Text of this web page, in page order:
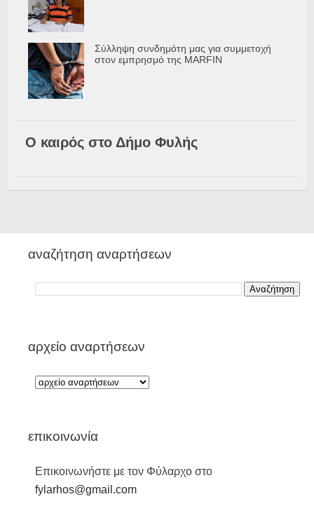
Σύλληψη συνδημότη μας για συμμετοχή
στον εμπρησμό της MARFIN
Ο καιρός στο Δήμο Φυλής
αναζήτηση αναρτήσεων
αρχείο αναρτήσεων
επικοινωνία
Επικοινωνήστε με τον Φύλαρχο στο
fylarhos@gmail.com